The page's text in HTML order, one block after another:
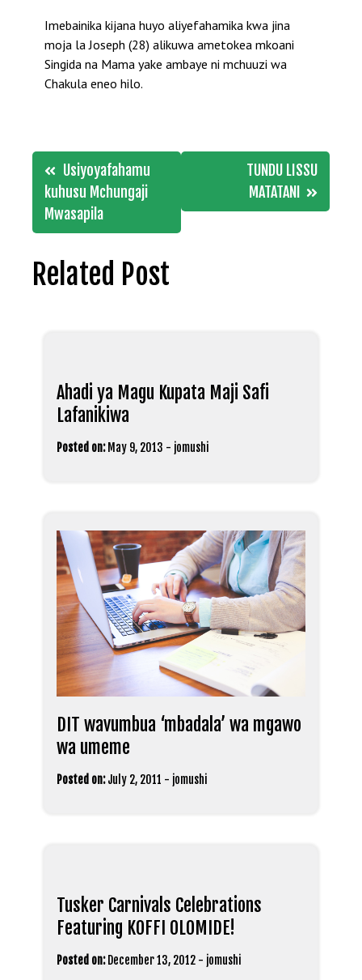
Imebainika kijana huyo aliyefahamika kwa jina
moja la Joseph (28) alikuwa ametokea mkoani
Singida na Mama yake ambaye ni mchuuzi wa
Chakula eneo hilo.
Post
navigation
Usiyoyafahamu
kuhusu Mchungaji
Mwasapila
TUNDU LISSU
MATATANI
Related Post
Ahadi ya Magu Kupata Maji Safi
Lafanikiwa
Posted on: May 9, 2013 - jomushi
DIT wavumbua ‘mbadala’ wa mgawo
wa umeme
Posted on: July 2, 2011 - jomushi
Tusker Carnivals Celebrations
Featuring KOFFI OLOMIDE!
Posted on: December 13, 2012 - jomushi